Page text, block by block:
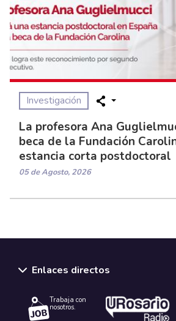
Investigación
La profesora Ana
beca de la Fundación
estancia corta postdoctoral
05 de Agosto, 2026
Enlaces directos
Trabaja con
nosotros.